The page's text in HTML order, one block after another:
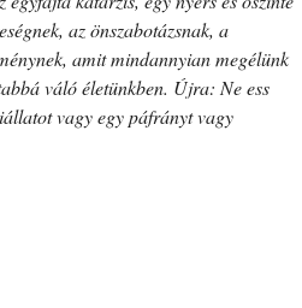
az önszabotázsnak, a
amit mindannyian megélünk
váló életünkben. Újra: Ne ess
vagy egy páfrányt vagy